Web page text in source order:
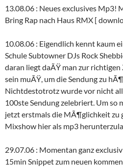
13.08.06 : Neues exclusives Mp3!
Bring Rap nach Haus RMX [
10.08.06 : Eigendlich kennt kaum
Schule Subtowner DJs Rock
daran liegt daÃŸ man zur
sein muÃŸ, um die Sendung zu
Nichtdestotrotz wurde vor nicht
100ste Sendung zelebriert. Um so
jetzt erstmals die MÃ¶glichkeit zu
Mixshow hier als mp3
29.07.06 : Momentan ganz
15min Snippet zum neuen